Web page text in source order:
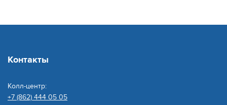
Контакты
Колл-центр:
+7 (862) 444 05 05